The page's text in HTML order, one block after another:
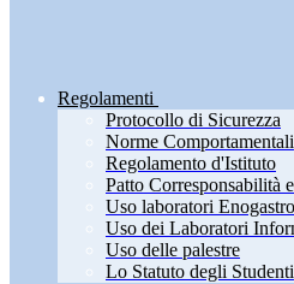
Regolamenti
Protocollo di Sicurezza
Norme Comportamentali
Regolamento d'Istituto
Patto Corresponsabilità
Uso laboratori
Uso dei Laboratori
Uso delle palestre
Lo Statuto degli Studenti